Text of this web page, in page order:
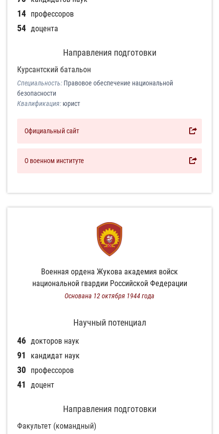
14 профессоров
54 доцента
Направления подготовки
Курсантский батальон
Специальность: Правовое обеспечение национальной
безопасности
Квалификация: юрист
Официальный сайт
О военном институте
Военная ордена Жукова академия войск
национальной гвардии Российской Федерации
Основана 12 октября 1944 года
Научный потенциал
46 докторов наук
91 кандидат наук
30 профессоров
41 доцент
Направления подготовки
Факультет (командный)